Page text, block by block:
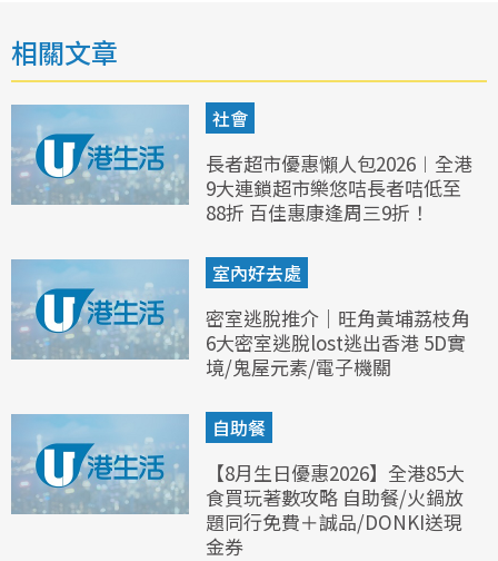
相關文章
社會
長者超市優惠懶人包2026︱全港
9大連鎖超市樂悠咭長者咭低至
88折 百佳惠康逢周三9折！
室內好去處
密室逃脫推介｜旺角黃埔荔枝角
6大密室逃脫lost逃出香港 5D實
境/鬼屋元素/電子機關
自助餐
【8月生日優惠2026】全港85大
食買玩著數攻略 自助餐/火鍋放
題同行免費＋誠品/DONKI送現
金券